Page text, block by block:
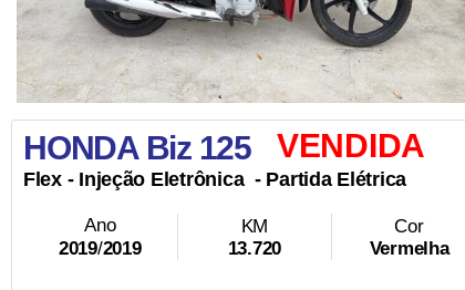
HONDA Biz 125VENDIDA
Flex- Injeção Eletrônica - Partida Elétrica
Ano
2019/2019
KM
13.720
Cor
Vermelha